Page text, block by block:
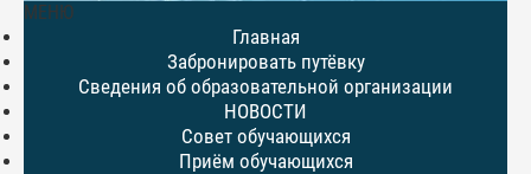
МЕНЮ
Главная
Забронировать путёвку
Сведения об образовательной организации
НОВОСТИ
Совет обучающихся
Приём обучающихся